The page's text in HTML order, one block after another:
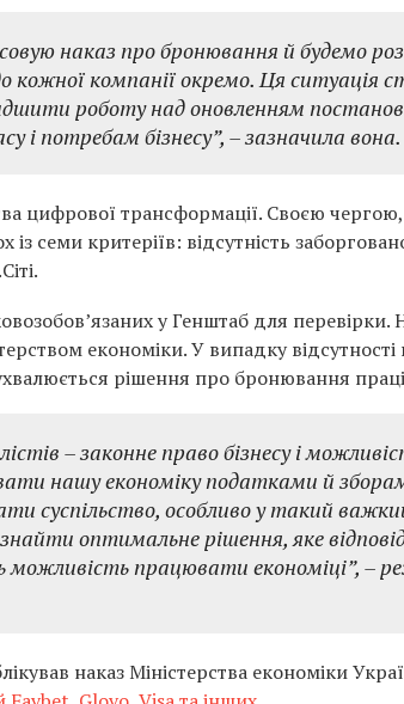
наказ про бронювання й будемо
кожної компанії окремо. Ця ситуація
роботу над оновленням
і потребам бізнесу”, – зазначила вона.
цифрової трансформації. Своєю
семи критеріїв: відсутність
у Генштаб для перевірки.
економіки. У випадку
рішення про бронювання
– законне право бізнесу і
нашу економіку податками й
суспільство, особливо у такий
оптимальне рішення, яке
можливість працювати економіці”, –
наказ Міністерства економіки